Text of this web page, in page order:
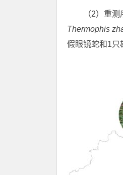
（2）重
Thermophis
假眼镜蛇和1只